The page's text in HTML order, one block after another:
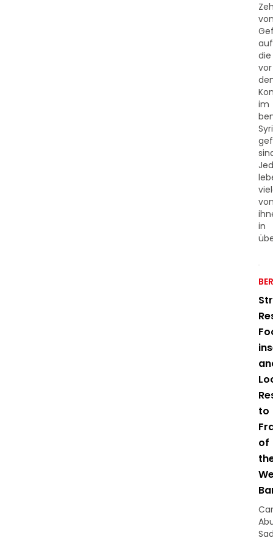
die
vor
im
in
to
of